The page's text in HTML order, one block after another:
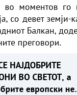
во моментов
со девет
Балкан,
преговори.
НАЈДОБРИТЕ
ВО СВЕТОТ, а
европски не